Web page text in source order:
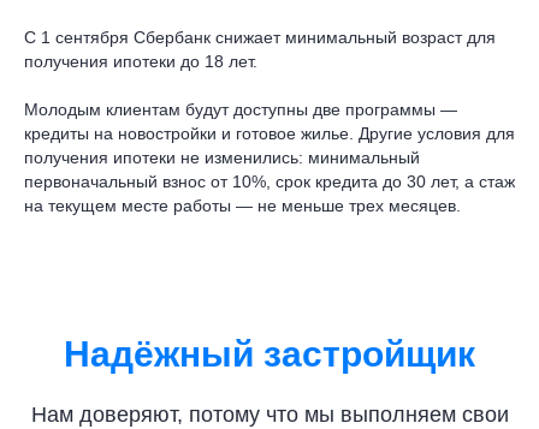
С 1 сентября Сбербанк снижает минимальный возраст для
получения ипотеки до 18 лет.
Молодым клиентам будут доступны две программы —
кредиты на новостройки и готовое жилье. Другие условия для
получения ипотеки не изменились: минимальный
первоначальный взнос от 10%, срок кредита до 30 лет, а стаж
на текущем месте работы — не меньше трех месяцев.
Надёжный застройщик
Нам доверяют, потому что мы выполняем свои